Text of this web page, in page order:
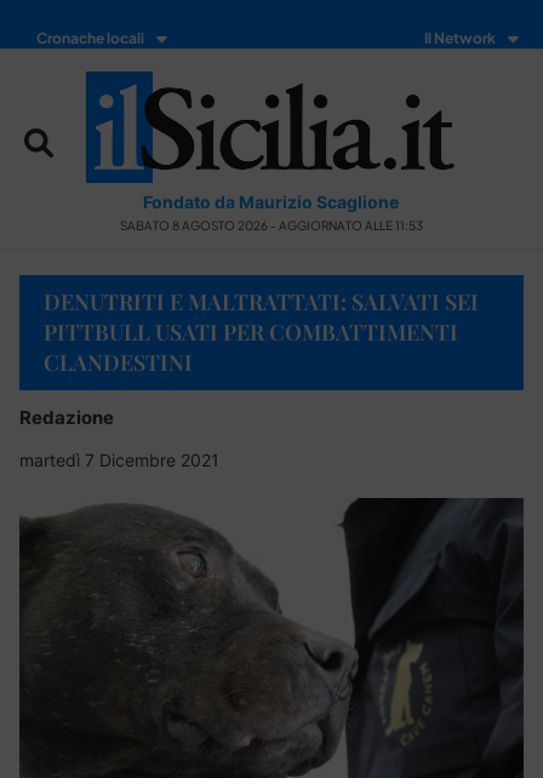
Cronache locali Il Network
Fondato da Maurizio Scaglione
SABATO 8 AGOSTO 2026 - AGGIORNATO ALLE 11:53
DENUTRITI E MALTRATTATI: SALVATI SEI
PITTBULL USATI PER COMBATTIMENTI
CLANDESTINI
Redazione
martedì 7 Dicembre 2021